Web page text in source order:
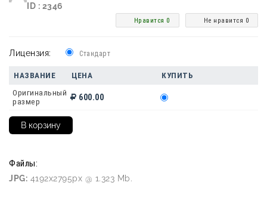
ID : 2346
Не нравится 0
Нравится 0
Лицензия: Стандарт
НАЗВАНИЕ ЦЕНА
КУПИТЬ
Оригинальный
размер
600.00
Файлы:
JPG: 4192x2795px @ 1.323 Mb.